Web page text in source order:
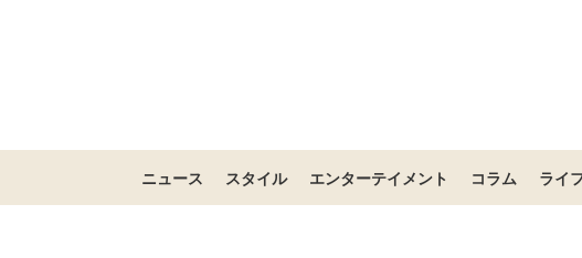
ニュース スタイル エンターテイメント コラム ライ